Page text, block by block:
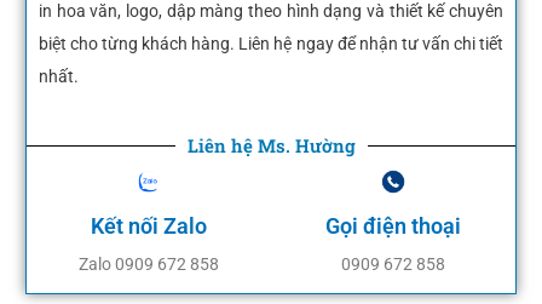
in hoa văn, logo, dập màng theo hình dạng và thiết kế chuyên
biệt cho từng khách hàng. Liên hệ ngay để nhận tư vấn chi tiết
nhất.
Liên hệ Ms. Hường
Kết nối Zalo
Zalo 0909 672 858
Gọi điện thoại
0909 672 858